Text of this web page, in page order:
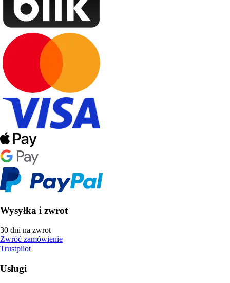
Wysyłka i zwrot
30 dni na zwrot
Zwróć zamówienie
Trustpilot
Usługi